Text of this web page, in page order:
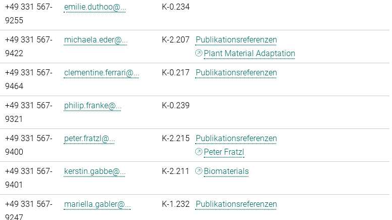
+49 331 567-
9255
emilie.duthoo@... K-0.234
+49 331 567-
9422
michaela.eder@... K-2.207
Publikationsreferenzen
Plant Material Adaptation
+49 331 567-
9464
clementine.ferrari@... K-0.217 Publikationsreferenzen
+49 331 567-
9321
philip.franke@... K-0.239
+49 331 567-
9400
peter.fratzl@... K-2.215
Publikationsreferenzen
Peter Fratzl
+49 331 567-
9401
kerstin.gabbe@... K-2.211 Biomaterials
+49 331 567-
9247
mariella.gabler@... K-1.232 Publikationsreferenzen